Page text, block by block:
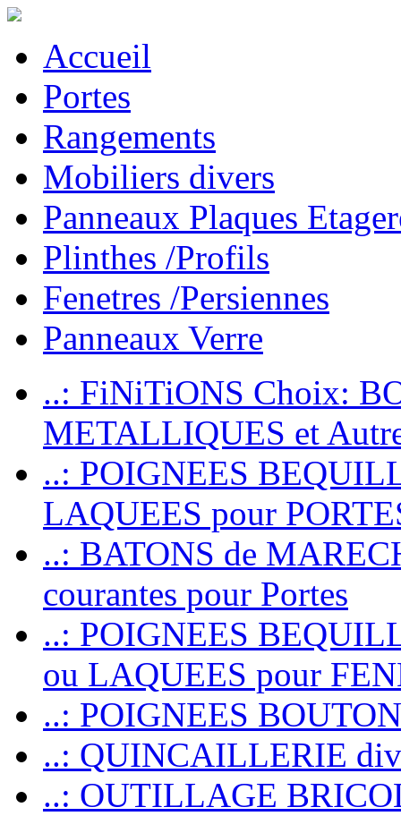
Accueil
Portes
Rangements
Mobiliers divers
Panneaux Plaques
Plinthes /Profils
Fenetres /Persiennes
Panneaux Verre
..: FiNiTiONS Choix:
METALLIQUES et
..: POIGNEES
LAQUEES pour
..: BATONS de
courantes pour Portes
..: POIGNEES
ou LAQUEES pour
..: POIGNEES
..: QUINCAILLERIE
..: OUTILLAGE